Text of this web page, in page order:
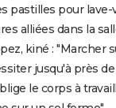
pastilles pour
alliées dans la
kiné : "Marcher
jusqu'à près
le corps à